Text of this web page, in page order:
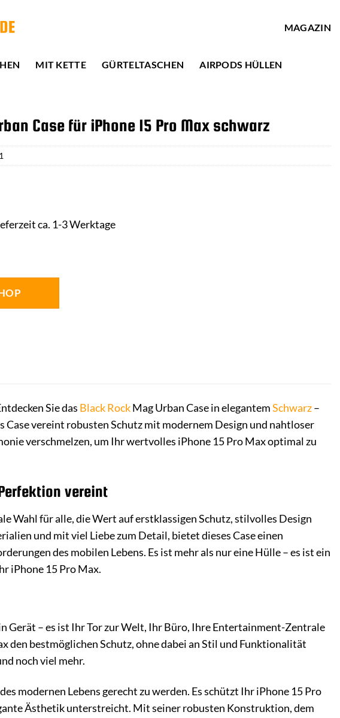
MAGAZIN
MIT KETTE GÜRTELTASCHEN AIRPODS HÜLLEN
Case für iPhone 15 Pro Max schwarz
ca. 1-3 Werktage
Sie das Black RockMag Urban Case in elegantemSchwarz–
vereint robusten Schutz mit modernem Design und nahtloser
verschmelzen, um Ihr wertvolles iPhone 15 Pro Max optimal zu
vereint
Wahl für alle, die Wert auf erstklassigen Schutz, stilvolles Design
und mit viel Liebe zum Detail, bietet dieses Case einen
des mobilen Lebens. Es ist mehr als nur eine Hülle – es ist ein
iPhone 15 Pro Max.
Gerät – es ist Ihr Tor zur Welt, Ihr Büro, Ihre Entertainment-Zentrale
den bestmöglichen Schutz, ohne dabei an Stil und Funktionalität
noch viel mehr.
modernen Lebens gerecht zu werden. Es schützt Ihr iPhone 15 Pro
Ästhetik unterstreicht. Mit seiner robusten Konstruktion, dem